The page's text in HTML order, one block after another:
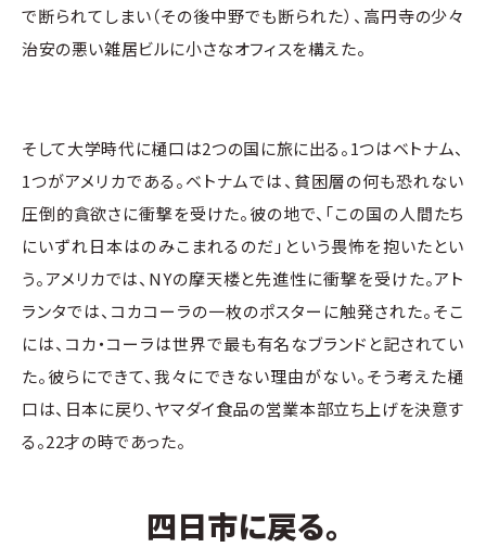
で断られてしまい（その後中野でも断られた）、高円寺の少々
治安の悪い雑居ビルに小さなオフィスを構えた。
そして大学時代に樋口は2つの国に旅に出る。1つはベトナム、
1つがアメリカである。ベトナムでは、貧困層の何も恐れない
圧倒的貪欲さに衝撃を受けた。彼の地で、「この国の人間たち
にいずれ日本はのみこまれるのだ」という畏怖を抱いたとい
う。アメリカでは、NYの摩天楼と先進性に衝撃を受けた。アト
ランタでは、コカコーラの一枚のポスターに触発された。そこ
には、コカ・コーラは世界で最も有名なブランドと記されてい
た。彼らにできて、我々にできない理由がない。そう考えた樋
口は、日本に戻り、ヤマダイ食品の営業本部立ち上げを決意す
る。22才の時であった。
四日市に戻る。